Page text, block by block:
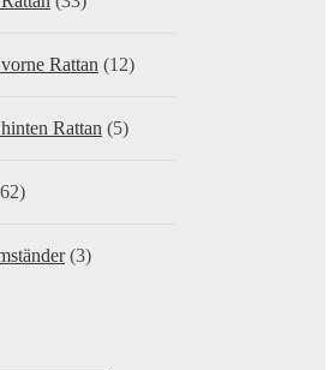
Rattan (12)
Rattan (5)
(3)